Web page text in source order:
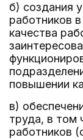
б) создания
работников
качества
повышении
в)
труда, в том
работников